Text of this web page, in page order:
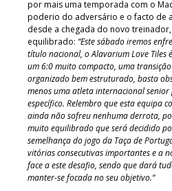
por mais uma temporada com o
poderio do adversário e o facto de
desde a chegada do novo
equilibrado: “Este sábado iremos
título nacional, o Alavarium Love Tiles
um 6:0 muito compacto, uma
organizado bem estruturado, basta
menos uma atleta internacional
específico. Relembro que esta equipa
ainda não sofreu nenhuma derrota,
muito equilibrado que será decidido
semelhança do jogo da Taça de
vitórias consecutivas importantes e a
face a este desafio, sendo que dará
manter-se focada no seu objetivo.“